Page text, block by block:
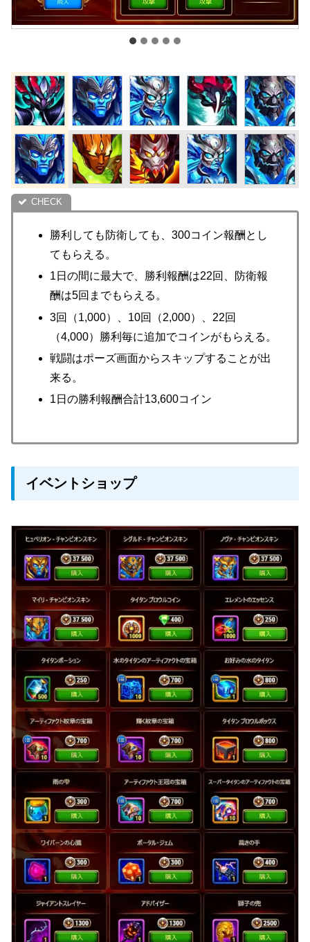
勝利しても防衛しても、300コイン報酬とし
てもらえる。
1日の間に最大で、勝利報酬は22回、防衛報
酬は5回までもらえる。
3回（1,000）、10回（2,000）、22回
（4,000）勝利毎に追加でコインがもらえる。
戦闘はポーズ画面からスキップすることが出
来る。
1日の勝利報酬合計13,600コイン
イベントショップ